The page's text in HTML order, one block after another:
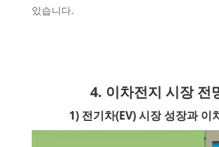
있습니다.
4. 이차전지 시장 전
1) 전기차(EV) 시장 성장과 이